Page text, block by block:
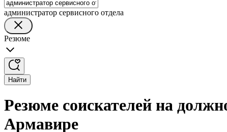
администратор сервисного отдела
Резюме
Найти
Резюме соискателей на
Армавире